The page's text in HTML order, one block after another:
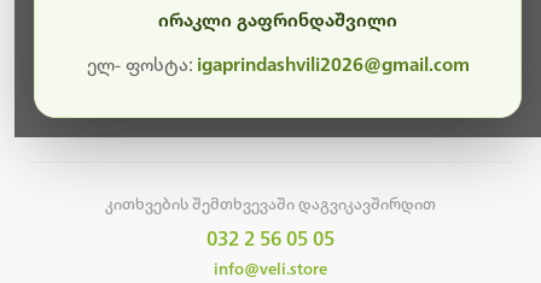
კითხვების შემთხვევაში დაგვიკავშირდით
032 2 56 05 05
info@veli.store
ირაკლი გაფრინდაშვილი
ელ- ფოსტა: igaprindashvili2026@gmail.com